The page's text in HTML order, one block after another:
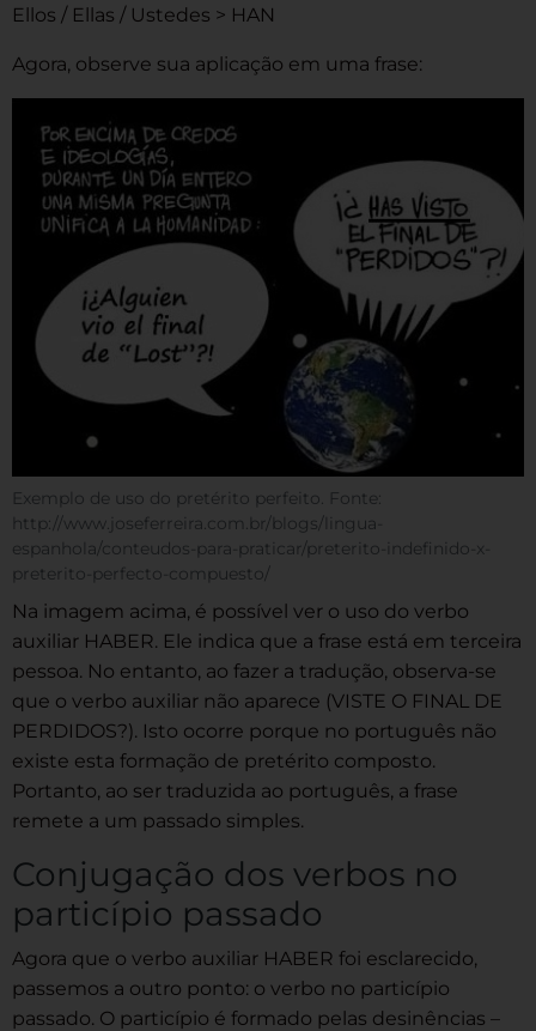
Ellos / Ellas / Ustedes > HAN
Agora, observe sua aplicação em uma frase:
Exemplo de uso do pretérito perfeito. Fonte:
http://www.joseferreira.com.br/blogs/lingua-
espanhola/conteudos-para-praticar/preterito-indefinido-x-
preterito-perfecto-compuesto/
Na imagem acima, é possível ver o uso do verbo
auxiliar HABER. Ele indica que a frase está em terceira
pessoa. No entanto, ao fazer a tradução, observa-se
que o verbo auxiliar não aparece (VISTE O FINAL DE
PERDIDOS?). Isto ocorre porque no português não
existe esta formação de pretérito composto.
Portanto, ao ser traduzida ao português, a frase
remete a um passado simples.
Conjugação dos verbos no
particípio passado
Agora que o verbo auxiliar HABER foi esclarecido,
passemos a outro ponto: o verbo no particípio
passado. O particípio é formado pelas desinências –